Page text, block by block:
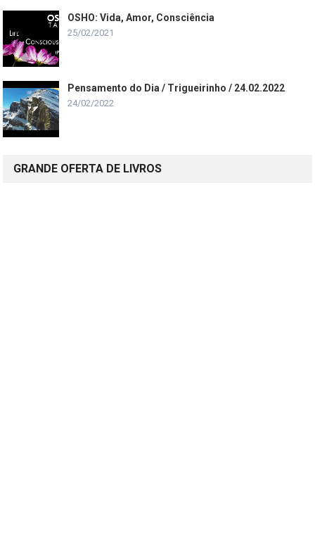
OSHO: Vida, Amor, Consciência
25/02/2021
Pensamento do Dia / Trigueirinho / 24.02.2022
24/02/2022
GRANDE OFERTA DE LIVROS